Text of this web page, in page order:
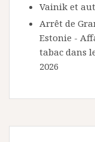
Vainik et
Arrêt de
Estonie -
tabac dans
2026